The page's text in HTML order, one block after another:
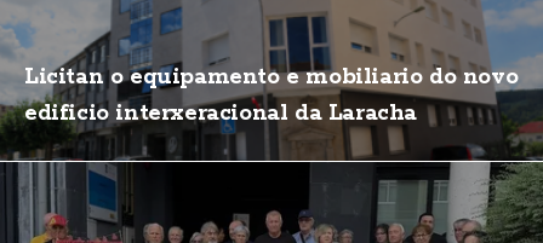
Licitan o equipamento e mobiliario do novo
edificio interxeracional da Laracha